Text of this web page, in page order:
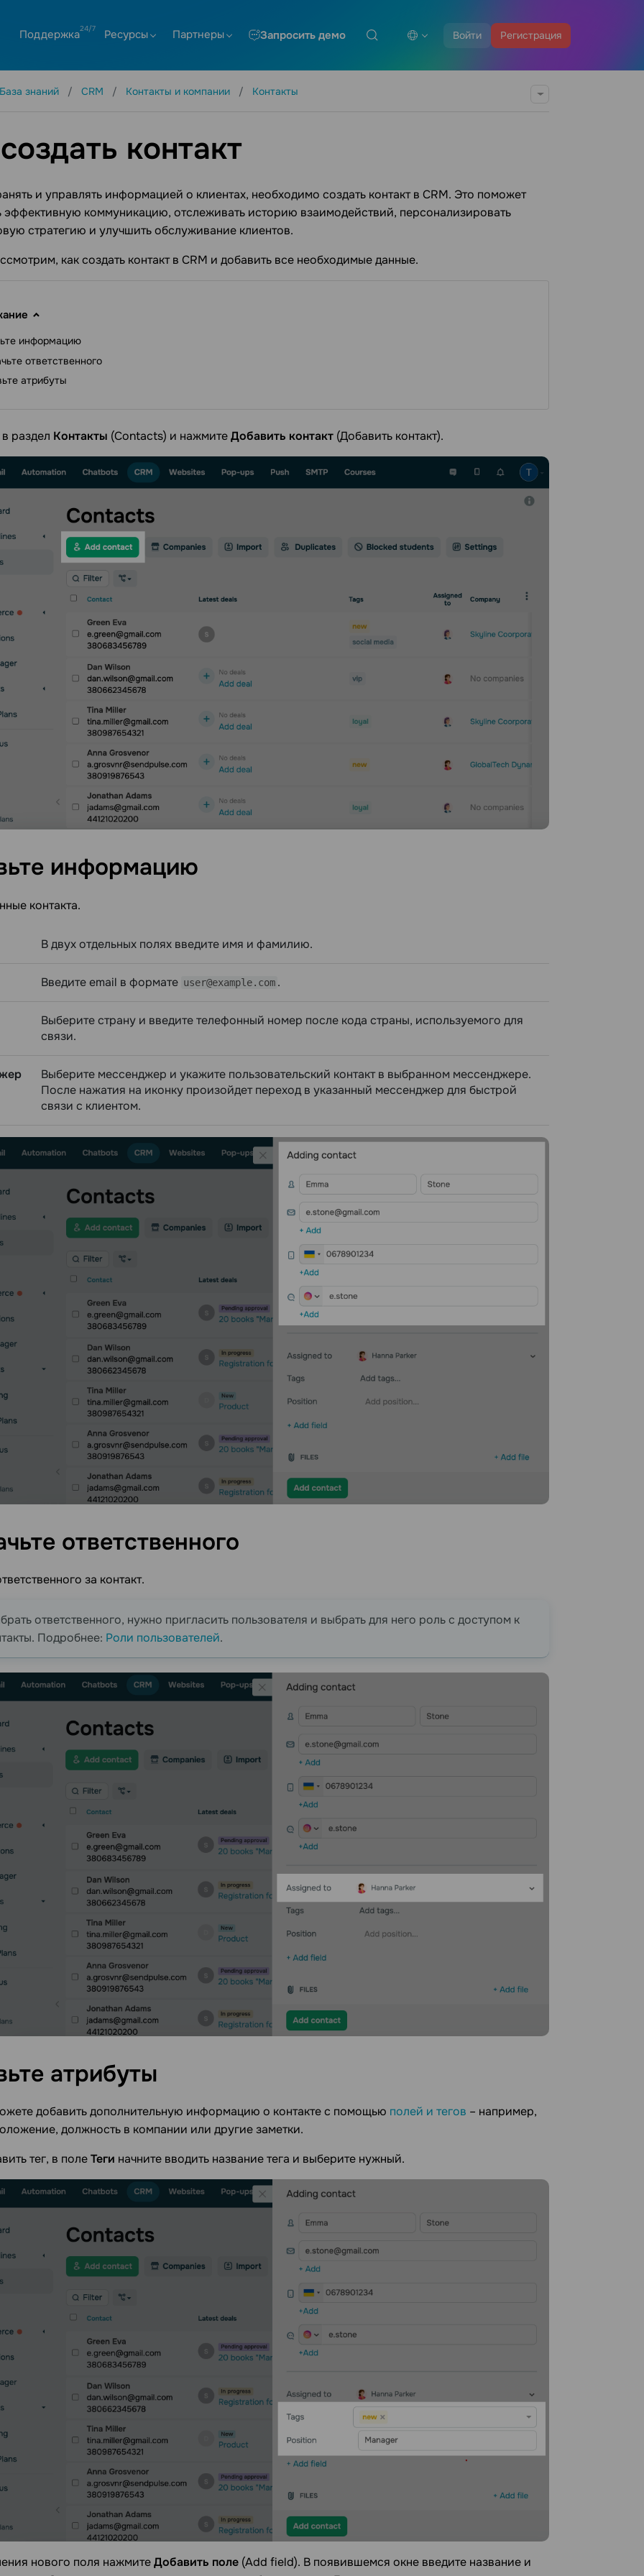
Войти Регистрация
Поддержка Ресурсы Партнеры Запросить демо
База знаний CRM Контакты и компании Контакты
контакт
и управлять информацией о клиентах, необходимо создать контакт в CRM. Это поможет
эффективную коммуникацию, отслеживать историю взаимодействий, персонализировать
стратегию и улучшить обслуживание клиентов.
как создать контакт в CRM и добавить все необходимые данные.
информацию
ответственного
атрибуты
раздел Контакты (Contacts) и нажмитеДобавить контакт (Добавить контакт).
информацию
контакта.
В двух отдельных полях введите имя и фамилию.
Введите email в формате user@example.com .
Выберите страну и введите телефонный номер после кода страны, используемого для
связи.
Выберите мессенджер и укажите пользовательский контакт в выбранном мессенджере.
После нажатия на иконку произойдет переход в указанный мессенджер для быстрой
связи с клиентом.
ответственного
за контакт.
ответственного, нужно пригласить пользователя и выбрать для него роль с доступом к
Подробнее: Роли пользователей.
атрибуты
добавить дополнительную информацию о контакте с помощью полей и тегов – например,
должность в компании или другие заметки.
тег, в полеТеги начните вводить название тега и выберите нужный.
нового поля нажмитеДобавить поле (Add field). В появившемся окне введите название и